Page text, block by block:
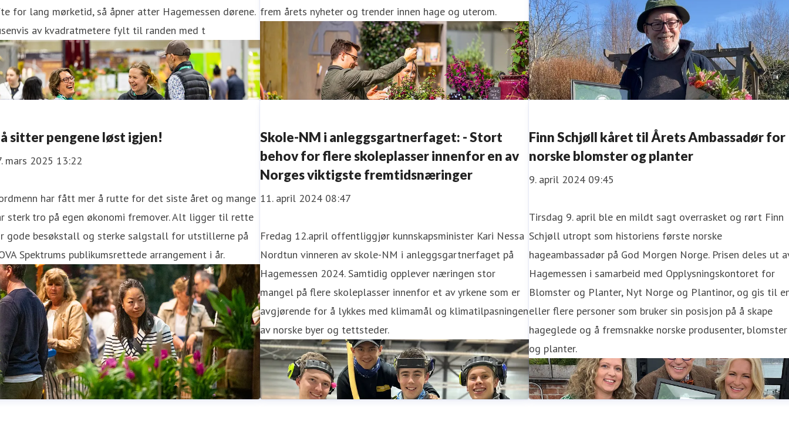
for lang mørketid, så åpner atter Hagemessen dørene.
av kvadratmetere fylt til randen med t
frem årets nyheter og trender innen hage og uterom.
sitter pengene løst igjen!
mars 2025 13:22
har fått mer å rutte for det siste året og mange
sterk tro på egen økonomi fremover. Alt ligger til rette
gode besøkstall og sterke salgstall for utstillerne på
Spektrums publikumsrettede arrangement i år.
Skole-NM i anleggsgartnerfaget: - Stort
behov for flere skoleplasser innenfor en av
Norges viktigste fremtidsnæringer
11. april 2024 08:47
Fredag 12.april offentliggjør kunnskapsminister Kari Nessa
Nordtun vinneren av skole-NM i anleggsgartnerfaget på
Hagemessen 2024. Samtidig opplever næringen stor
mangel på flere skoleplasser innenfor et av yrkene som er
avgjørende for å lykkes med klimamål og klimatilpasningen
av norske byer og tettsteder.
Finn Schjøll kåret til Årets Ambassadør for
norske blomster og planter
9. april 2024 09:45
Tirsdag 9. april ble en mildt sagt overrasket og rørt Finn
Schjøll utropt som historiens første norske
hageambassadør på God Morgen Norge. Prisen deles ut
Hagemessen i samarbeid med Opplysningskontoret for
Blomster og Planter, Nyt Norge og Plantinor, og gis til
eller flere personer som bruker sin posisjon på å skape
hageglede og å fremsnakke norske produsenter, blomster
og planter.